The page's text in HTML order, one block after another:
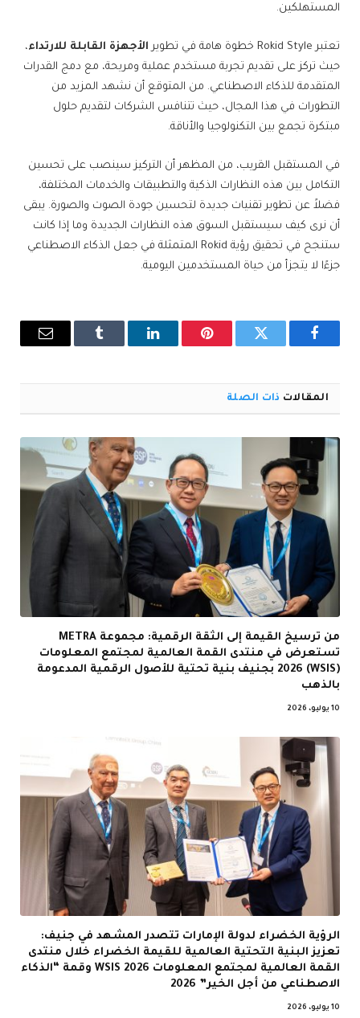
المستهلكين.
تعتبر Rokid Style خطوة هامة في تطوير الأجهزة القابلة للارتداء،
حيث تركز على تقديم تجربة مستخدم عملية ومريحة، مع دمج القدرات
المتقدمة للذكاء الاصطناعي. من المتوقع أن نشهد المزيد من
التطورات في هذا المجال، حيث تتنافس الشركات لتقديم حلول
مبتكرة تجمع بين التكنولوجيا والأناقة.
في المستقبل القريب، من المظهر أن التركيز سينصب على تحسين
التكامل بين هذه النظارات الذكية والتطبيقات والخدمات المختلفة،
فضلاً عن تطوير تقنيات جديدة لتحسين جودة الصوت والصورة. يبقى
أن نرى كيف سيستقبل السوق هذه النظارات الجديدة وما إذا كانت
ستنجح في تحقيق رؤية Rokid المتمثلة في جعل الذكاء الاصطناعي
جزءًا لا يتجزأ من حياة المستخدمين اليومية.
فيسبوك تويتر بينتيريستلينكدإن Tumblr
البريد
المقالات ذات الصلة
من ترسيخ القيمة إلى الثقة الرقمية: مجموعة METRA
تستعرض في منتدى القمة العالمية لمجتمع المعلومات
(WSIS) 2026 بجنيف بنية تحتية للأصول الرقمية المدعومة
بالذهب
10 يوليو، 2026
الرؤية الخضراء لدولة الإمارات تتصدر المشهد في جنيف:
تعزيز البنية التحتية العالمية للقيمة الخضراء خلال منتدى
القمة العالمية لمجتمع المعلومات WSIS 2026 وقمة “الذكاء
الاصطناعي من أجل الخير” 2026
10 يوليو، 2026